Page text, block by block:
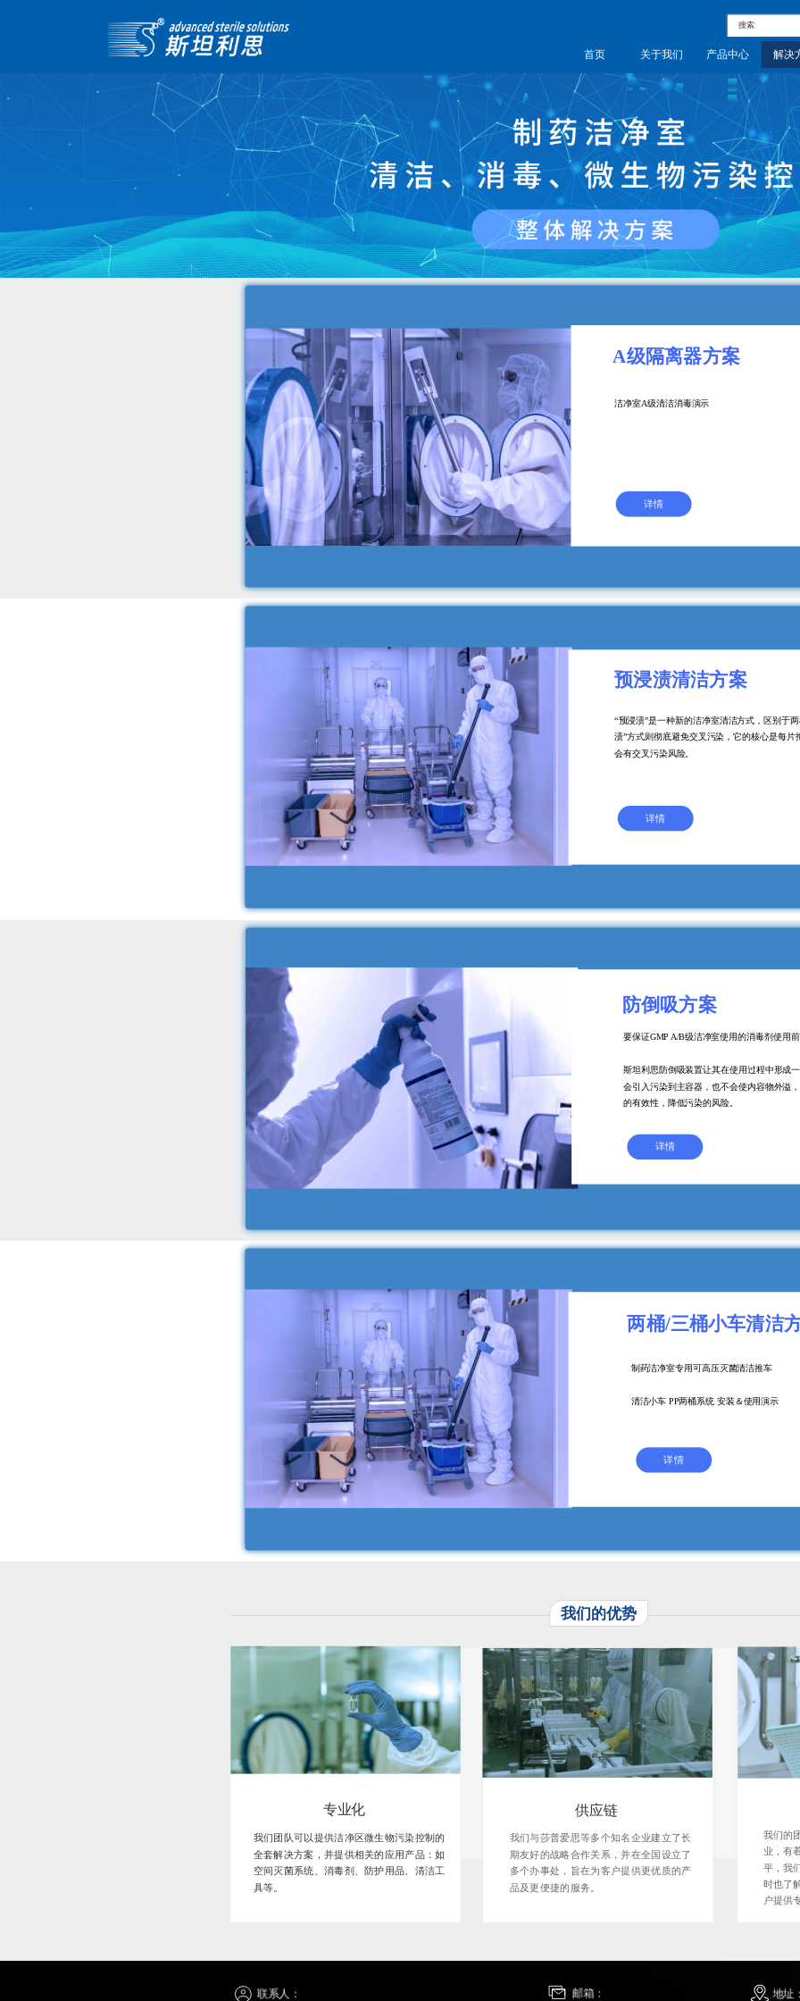
首页 关于我们 产品中心 解决
首页 关于我们 产品中心 解决
A级隔离器方案
洁净室A级清洁消毒演示
详情
预浸渍清洁方案
“预浸渍”是一种新的洁净室清洁方式，区别于
渍”方式则彻底避免交叉污染，它的核心是每片
会有交叉污染风险。
详情
防倒吸方案
要保证GMP A/B级洁净室使用的消毒剂使用
斯坦利思防倒吸装置让其在使用过程中形成
会引入污染到主容器，也不会使内容物外溢
的有效性，降低污染的风险。
详情
两桶/三桶小车清洁
制药洁净室专用可高压灭菌清洁推车
清洁小车 PP两桶系统 安装＆使用演示
详情
我们的优势
专业化 供应链
我们团队可以提供洁净区微生物污染控制的
全套解决方案，并提供相关的应用产品：如
空间灭菌系统、消毒剂、防护用品、清洁工
具等。
我们的
业，有
平，我
时也了
户提供
我们与莎普爱思等多个知名企业建立了长
期友好的战略合作关系，并在全国设立了
多个办事处，旨在为客户提供更优质的产
品及更便捷的服务。
联系人： 邮箱： 地址